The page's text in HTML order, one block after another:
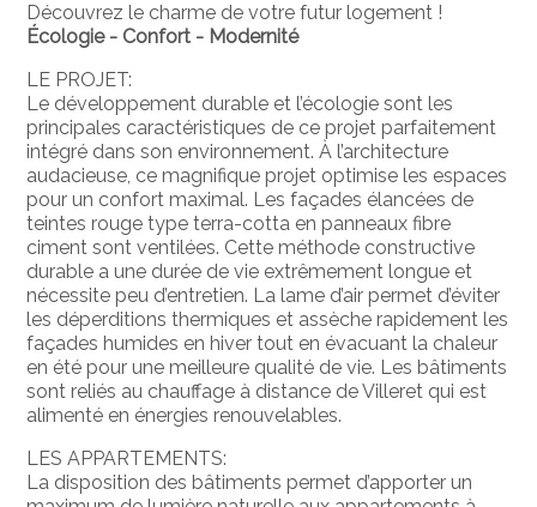
Découvrez le charme de votre futur logement !
Écologie - Confort - Modernité
LE PROJET:
Le développement durable et l’écologie sont les
principales caractéristiques de ce projet parfaitement
intégré dans son environnement. À l’architecture
audacieuse, ce magnifique projet optimise les espaces
pour un confort maximal. Les façades élancées de
teintes rouge type terra-cotta en panneaux fibre
ciment sont ventilées. Cette méthode constructive
durable a une durée de vie extrêmement longue et
nécessite peu d’entretien. La lame d’air permet d’éviter
les déperditions thermiques et assèche rapidement les
façades humides en hiver tout en évacuant la chaleur
en été pour une meilleure qualité de vie. Les bâtiments
sont reliés au chauffage à distance de Villeret qui est
alimenté en énergies renouvelables.
LES APPARTEMENTS:
La disposition des bâtiments permet d’apporter un